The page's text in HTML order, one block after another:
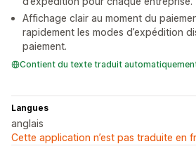
Affichage clair au moment du
rapidement les modes d’expédition
paiement.
Contient du texte traduit
Langues
anglais
Cette application n’est pas traduite en